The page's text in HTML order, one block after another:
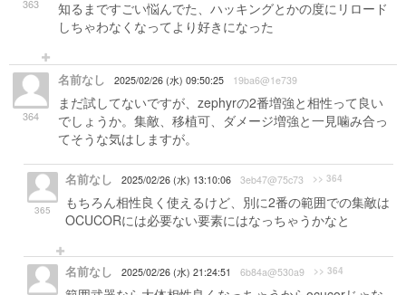
363
知るまですごい悩んでた、ハッキングとかの度にリロード
しちゃわなくなってより好きになった
364
名前なし 2025/02/26 (水) 09:50:25 19ba6@1e739
まだ試してないですが、zephyrの2番増強と相性って良い
でしょうか。集敵、移植可、ダメージ増強と一見噛み合っ
てそうな気はしますが。
365
名前なし 2025/02/26 (水) 13:10:06 3eb47@75c73 >> 364
もちろん相性良く使えるけど、別に2番の範囲での集敵は
OCUCORには必要ない要素にはなっちゃうかなと
名前なし 2025/02/26 (水) 21:24:51 6b84a@530a9 >> 364